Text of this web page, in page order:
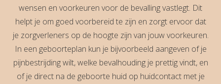
wensen en voorkeuren voor de bevalling vastlegt. Dit
helpt je om goed voorbereid te zijn en zorgt ervoor dat
je zorgverleners op de hoogte zijn van jouw voorkeuren.
In een geboorteplan kun je bijvoorbeeld aangeven of je
pijnbestrijding wilt, welke bevalhouding je prettig vindt, en
of je direct na de geboorte huid op huidcontact met je